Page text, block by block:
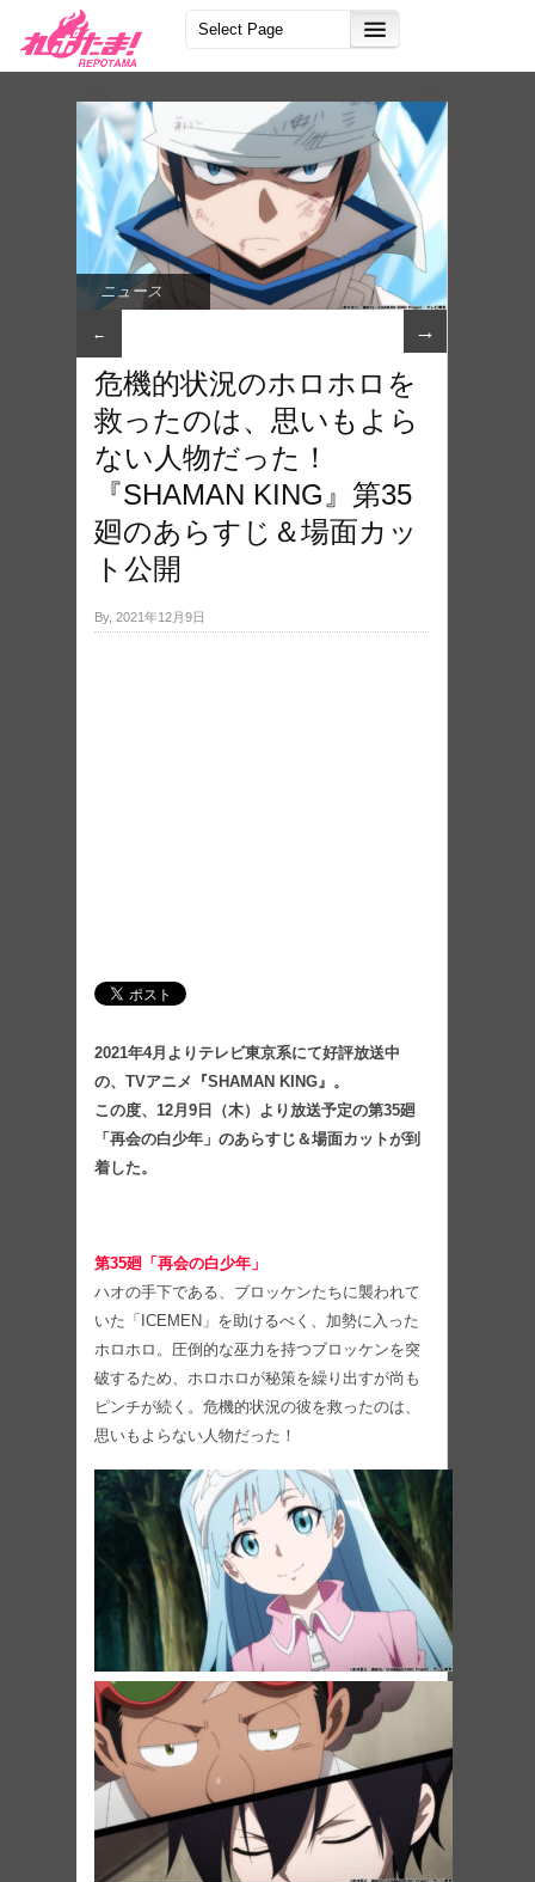
ニュース
← →
危機的状況のホロホロを
救ったのは、思いもよら
ない人物だった！
『SHAMAN KING』第35
廻のあらすじ＆場⾯カッ
ト公開
By, 2021年12月9日
2021年4⽉よりテレビ東京系にて好評放送中
の、TVアニメ『SHAMAN KING』。
この度、12⽉9⽇（木）より放送予定の第35廻
「再会の白少年」のあらすじ＆場⾯カットが到
着した。
第35廻「再会の白少年」
ハオの手下である、ブロッケンたちに襲われて
いた「ICEMEN」を助けるべく、加勢に入った
ホロホロ。圧倒的な巫力を持つブロッケンを突
破するため、ホロホロが秘策を繰り出すが尚も
ピンチが続く。危機的状況の彼を救ったのは、
思いもよらない人物だった！